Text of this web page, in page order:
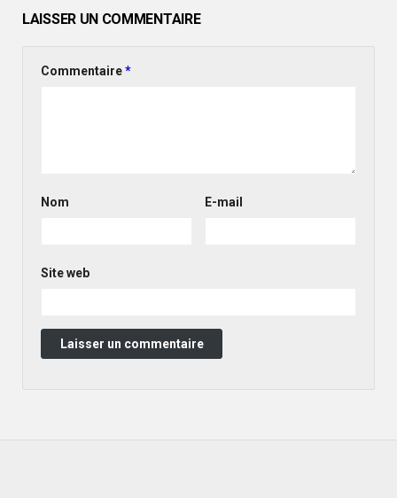
LAISSER UN COMMENTAIRE
Commentaire*
Nom E-mail
Site web